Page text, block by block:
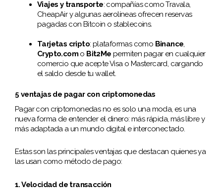
Viajes y transporte: compañías como Travala,
CheapAir y algunas aerolíneas ofrecen reservas
pagadas con Bitcoin o stablecoins.
Tarjetas cripto: plataformas como Binance
Crypto.com o Bit2Me permiten pagar en cualquier
comercio que acepte Visa o Mastercard, cargando
el saldo desde tu wallet.
5 ventajas de pagar con criptomonedas
Pagar con criptomonedas no es solo una moda, es una
nueva forma de entender el dinero: más rápida, más libre y
más adaptada a un mundo digital e interconectado.
Estas son las principales ventajas que destacan quienes ya
las usan como método de pago:
1. Velocidad de transacción